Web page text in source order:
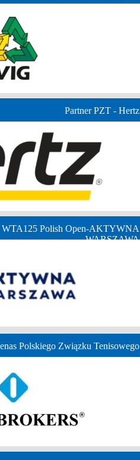
Partner PZT - Hertz
WTA125 Polish Open-AKTYWNA
WARSZAWA
Polskiego Związku Tenisowego